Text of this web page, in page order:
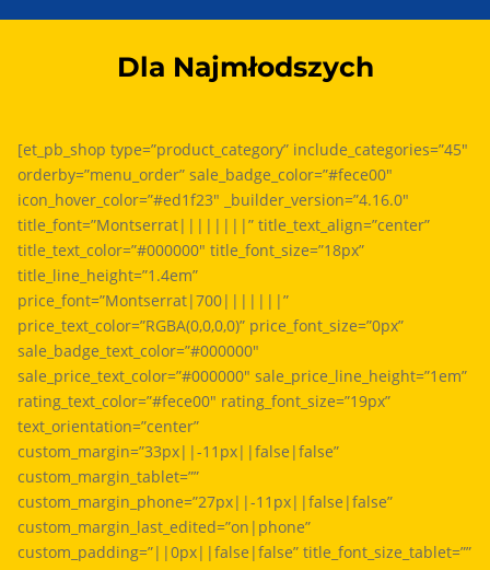
Dla Najmłodszych
[et_pb_shop type=”product_category” include_categories=”45″
orderby=”menu_order” sale_badge_color=”#fece00″
icon_hover_color=”#ed1f23″ _builder_version=”4.16.0″
title_font=”Montserrat||||||||” title_text_align=”center”
title_text_color=”#000000″ title_font_size=”18px”
title_line_height=”1.4em”
price_font=”Montserrat|700|||||||”
price_text_color=”RGBA(0,0,0,0)” price_font_size=”0px”
sale_badge_text_color=”#000000″
sale_price_text_color=”#000000″ sale_price_line_height=”1em”
rating_text_color=”#fece00″ rating_font_size=”19px”
text_orientation=”center”
custom_margin=”33px||-11px||false|false”
custom_margin_tablet=””
custom_margin_phone=”27px||-11px||false|false”
custom_margin_last_edited=”on|phone”
custom_padding=”||0px||false|false” title_font_size_tablet=””